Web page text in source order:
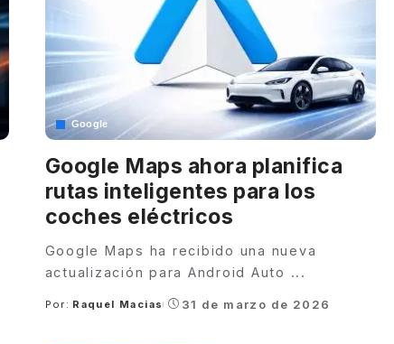
Google
Google Maps ahora planifica
rutas inteligentes para los
coches eléctricos
Google Maps ha recibido una nueva
actualización para Android Auto ...
Posted
Por: Raquel Macias 31 de marzo de 2026